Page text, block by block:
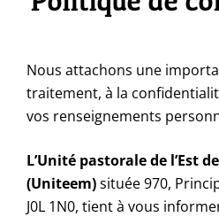
Nous attachons une
traitement, à la
vos renseignements
L’Unité pastorale de l’Est
(Uniteem)située 970,
J0L 1N0, tient à vous